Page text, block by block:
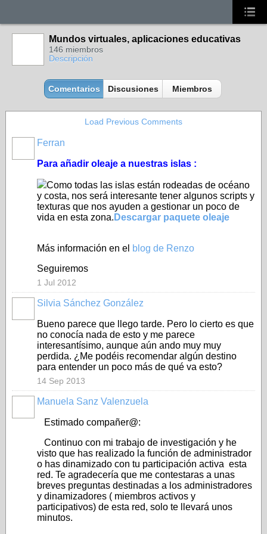
Mundos virtuales, aplicaciones educativas
146 miembros
Descripción
Comentarios Discusiones Miembros
Load Previous Comments
Ferran
Para añadir oleaje a nuestras islas :
Como todas las islas están rodeadas de océano
y costa, nos será interesante tener algunos scripts y
texturas que nos ayuden a gestionar un poco de
vida en esta zona. Descargar paquete oleaje
Más información en el blog de Renzo
Seguiremos
1 Jul 2012
Silvia Sánchez González
Bueno parece que llego tarde. Pero lo cierto es que
no conocía nada de esto y me parece
interesantísimo, aunque aún ando muy muy
perdida. ¿Me podéis recomendar algún destino
para entender un poco más de qué va esto?
14 Sep 2013
Manuela Sanz Valenzuela
Estimado compañer@:
Continuo con mi trabajo de investigación y he
visto que has realizado la función de administrador
o has dinamizado con tu participación activa esta
red. Te agradecería que me contestaras a unas
breves preguntas destinadas a los administradores
y dinamizadores ( miembros activos y
participativos) de esta red, solo te llevará unos
minutos.